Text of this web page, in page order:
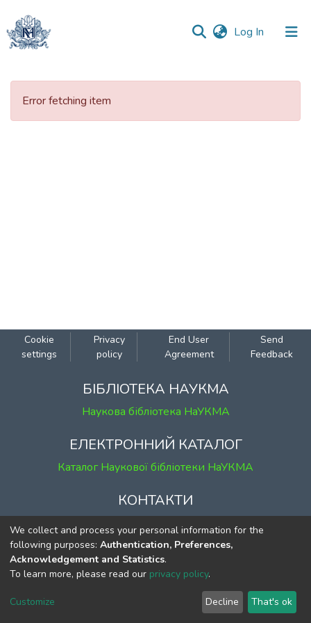
Log In (current)
Communities
Error fetching item
Cookie
settings
Privacy
policy
End User
Agreement
Send
Feedback
БІБЛІОТЕКА НАУКМА
Наукова бібліотека НаУКМА
ЕЛЕКТРОННИЙ КАТАЛОГ
Каталог Наукової бібліотеки НаУКМА
КОНТАКТИ
м. Київ, вул. Григорія Сковороди, 2
к. 1, к. 120
тел. (044) 463-69-31
ekmair@ukma.edu.ua
We collect and process your personal information for the
following purposes: Authentication, Preferences,
Acknowledgement and Statistics.
To learn more, please read our privacy policy.
Customize Decline That's ok